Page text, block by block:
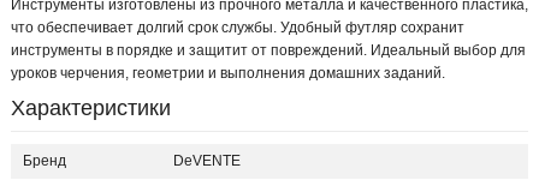
Инструменты изготовлены из прочного металла и качественного пластика,
что обеспечивает долгий срок службы. Удобный футляр сохранит
инструменты в порядке и защитит от повреждений. Идеальный выбор для
уроков черчения, геометрии и выполнения домашних заданий.
Характеристики
Бренд DeVENTE